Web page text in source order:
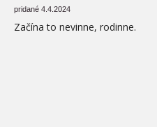
pridané 4.4.2024
Začína to nevinne, rodinne.